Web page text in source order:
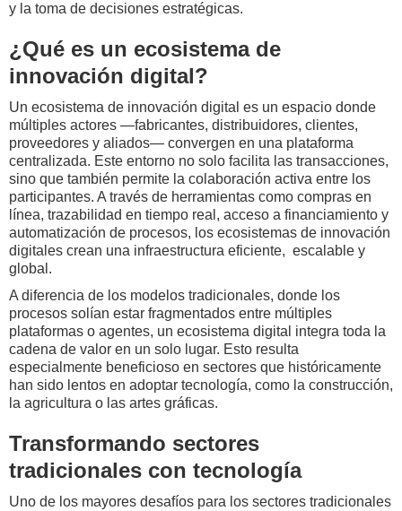
y la toma de decisiones estratégicas.
¿Qué es un ecosistema de
innovación digital?
Un ecosistema de innovación digital es un espacio donde
múltiples actores —fabricantes, distribuidores, clientes,
proveedores y aliados— convergen en una plataforma
centralizada. Este entorno no solo facilita las transacciones,
sino que también permite la colaboración activa entre los
participantes. A través de herramientas como compras en
línea, trazabilidad en tiempo real, acceso a financiamiento y
automatización de procesos, los ecosistemas de innovación
digitales crean una infraestructura eficiente, escalable y
global.
A diferencia de los modelos tradicionales, donde los
procesos solían estar fragmentados entre múltiples
plataformas o agentes, un ecosistema digital integra toda la
cadena de valor en un solo lugar. Esto resulta
especialmente beneficioso en sectores que históricamente
han sido lentos en adoptar tecnología, como la construcción,
la agricultura o las artes gráficas.
Transformando sectores
tradicionales con tecnología
Uno de los mayores desafíos para los sectores tradicionales